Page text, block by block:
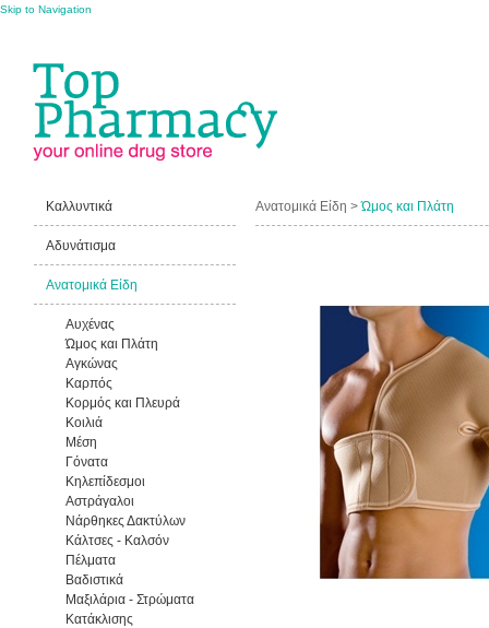
Skip to Navigation
Ανατομικά Είδη >Ώμος και Πλάτη
Καλλυντικά
Αδυνάτισμα
Ανατομικά Είδη
Αυχένας
Ώμος και Πλάτη
Αγκώνας
Καρπός
Κορμός και Πλευρά
Κοιλιά
Μέση
Γόνατα
Κηλεπίδεσμοι
Αστράγαλοι
Νάρθηκες Δακτύλων
Κάλτσες - Καλσόν
Πέλματα
Βαδιστικά
Μαξιλάρια - Στρώματα
Κατάκλισης